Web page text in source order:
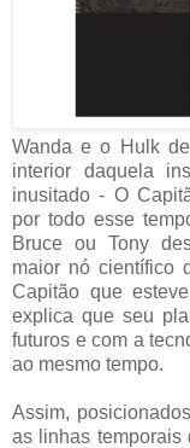
Wanda e o Hulk
interior daquela
inusitado - O
por todo esse
Bruce ou Tony
maior nó científico
Capitão que
explica que seu
futuros e com a
ao mesmo tempo.
Assim,
as linhas temporais